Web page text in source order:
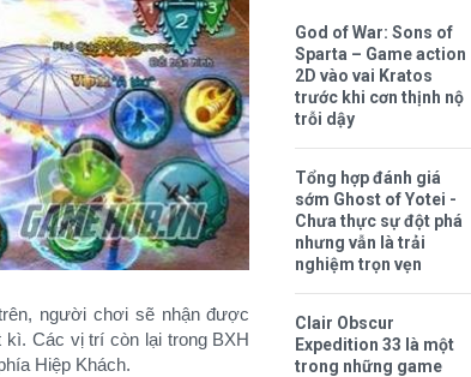
người chơi sẽ nhận được
kì. Các vị trí còn lại trong BXH
Hiệp Khách.
God of War: Sons of
Sparta – Game action
2D vào vai Kratos
trước khi cơn thịnh nộ
trỗi dậy
Tổng hợp đánh giá
sớm Ghost of Yotei -
Chưa thực sự đột phá
nhưng vẫn là trải
nghiệm trọn vẹn
Clair Obscur
Expedition 33 là một
trong những game